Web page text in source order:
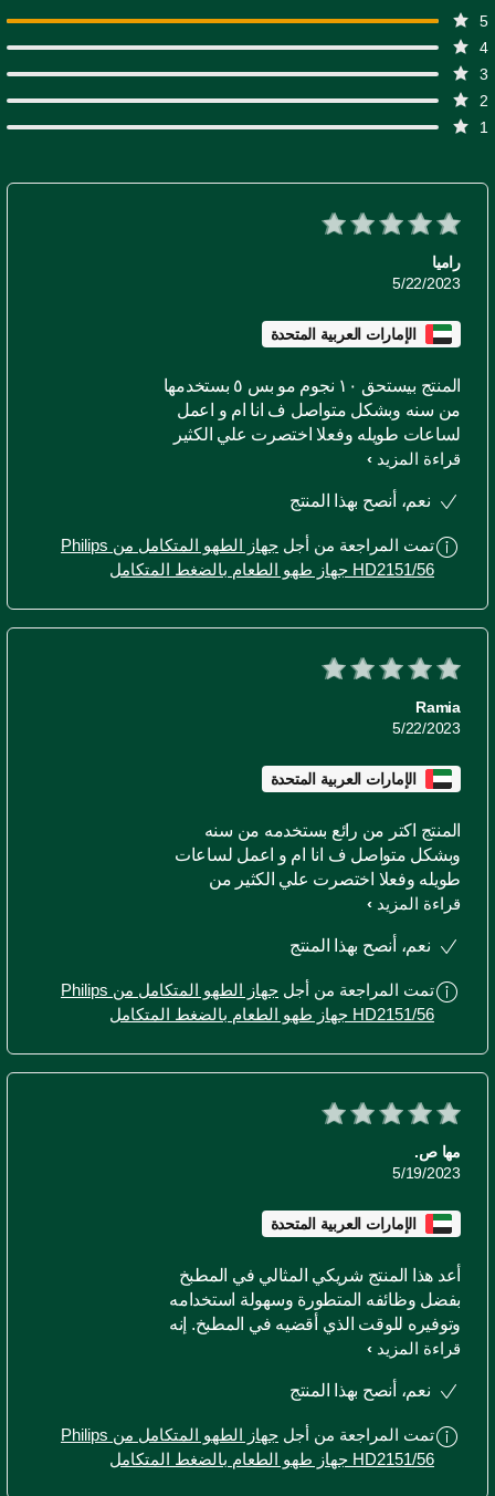
راميا
5/22/2023
الإمارات العربية المتحدة
المنتج بيستحق ١٠ نجوم مو بس ٥ بستخدمها
من سنه وبشكل متواصل ف انا ام و اعمل
لساعات طويله وفعلا اختصرت علي الكثير
من الوقت لسلق اللحم و الدجاج وكتير من
بشرائها بشدة سهله الاستخدام و التنظيف
ماعدا شكلها الانيق بالمطبخ
قراءة المزيد
نعم، أنصح بهذا المنتج
تمت المراجعة من أجل
جهاز الطهو المتكامل من Philips
HD2151/56 جهاز طهو الطعام بالضغط المتكامل
Ramia
5/22/2023
الإمارات العربية المتحدة
المنتج اكتر من رائع بستخدمه من سنه
وبشكل متواصل ف انا ام و اعمل لساعات
طويله وفعلا اختصرت علي الكثير من
الوقت لسلق اللحم و الدجاج وكتير من
بشرائها بشدة سهله الاستخدام و التنظيف
ماعدا شكلها الانيق بالمطبخ
قراءة المزيد
نعم، أنصح بهذا المنتج
تمت المراجعة من أجل
جهاز الطهو المتكامل من Philips
HD2151/56 جهاز طهو الطعام بالضغط المتكامل
مها ص.
5/19/2023
الإمارات العربية المتحدة
أعد هذا المنتج شريكي المثالي في المطبخ
بفضل وظائفه المتطورة وسهولة استخدامه
وتوفيره للوقت الذي أقضيه في المطبخ. إنه
يحتوي على العديد من الخيارات للطهي
لتحضير مجموعة متنوعة من الأطباق، بدءًا
من الأرز وصولاً إلى اللحوم بالطهو البطيء.
كما يتميز بحجمه المناسب وسهولة تنظيفه.
فعلا جعل من تجربة الطهي اليومية تجربة
قراءة المزيد
نعم، أنصح بهذا المنتج
تمت المراجعة من أجل
جهاز الطهو المتكامل من Philips
HD2151/56 جهاز طهو الطعام بالضغط المتكامل